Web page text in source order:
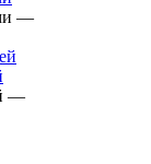
—
—